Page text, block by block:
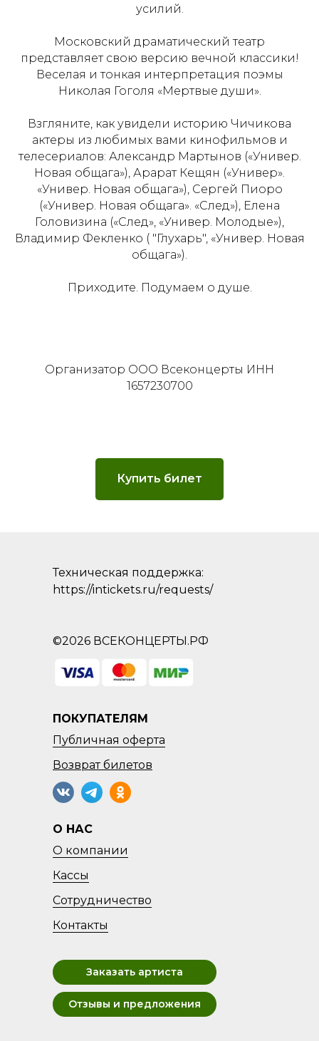
усилий.
Московский драматический театр
представляет свою версию вечной классики!
Веселая и тонкая интерпретация поэмы
Николая Гоголя «Мертвые души».
Взгляните, как увидели историю Чичикова
актеры из любимых вами кинофильмов и
телесериалов: Александр Мартынов («Универ.
Новая общага»), Арарат Кещян («Универ».
«Универ. Новая общага»), Сергей Пиоро
(«Универ. Новая общага». «След»), Елена
Головизина («След», «Универ. Молодые»),
Владимир Фекленко ( "Глухарь", «Универ. Новая
общага»).
Приходите. Подумаем о душе.
Организатор ООО Всеконцерты ИНН
1657230700
Купить билет
Техническая поддержка:
https://intickets.ru/requests/
©2026 ВСЕКОНЦЕРТЫ.РФ
ПОКУПАТЕЛЯМ
Публичная оферта
О НАС
О компании
Кассы
Сотрудничество
Контакты
Заказать артиста
Отзывы и предложения
Возвратбилетов